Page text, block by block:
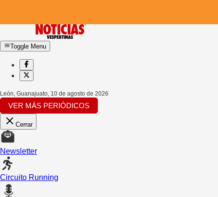
Toggle Menu
León, Guanajuato, 10 de agosto de 2026
VER MÁS PERIÓDICOS
Cerrar
Newsletter
Circuito Running